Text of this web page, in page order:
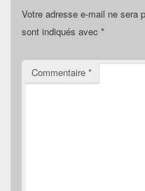
Votre adresse e-mail ne sera
sont indiqués avec *
Commentaire *